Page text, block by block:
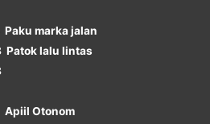
marka jalan
Patok lalu lintas
Otonom